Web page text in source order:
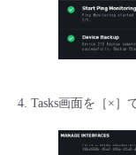
4. Tasks画面を［×］